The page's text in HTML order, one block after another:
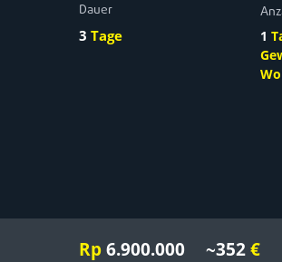
Dauer
3 Tage 1
Rp6.900.000 ~352€